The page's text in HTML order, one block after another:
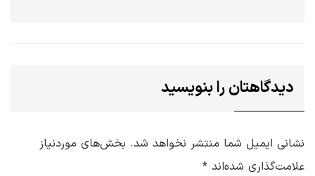
دیدگاهتان را بنویسید
نشانی ایمیل شما منتشر نخواهد شد. بخش‌های موردنیاز
علامت‌گذاری شده‌اند *